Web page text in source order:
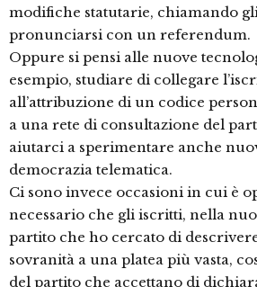
modifiche statutarie, chiamando
pronunciarsi con un referendum.
Oppure si pensi alle nuove
esempio, studiare di collegare
all’attribuzione di un codice
a una rete di consultazione del
aiutarci a sperimentare anche
democrazia telematica.
Ci sono invece occasioni in cui è
necessario che gli iscritti, nella
partito che ho cercato di
sovranità a una platea più vasta,
del partito che accettano di